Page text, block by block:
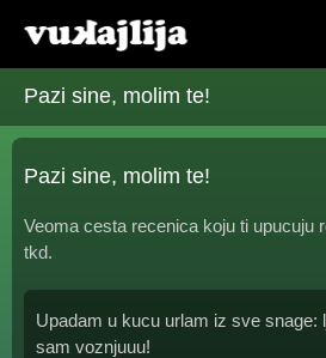
Pazi sine, molim te!
Pazi sine, molim te!
Veoma cesta recenica koju ti upucuju
tkd.
Upadam u kucu urlam iz sve snage:
sam voznjuuu!